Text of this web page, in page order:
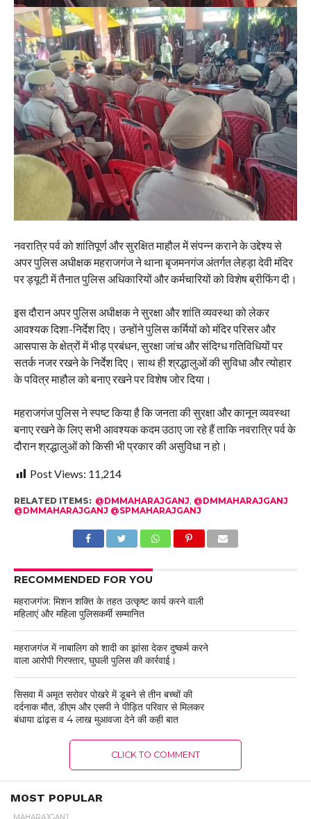
नवरात्रि पर्व को शांतिपूर्ण और सुरक्षित माहौल में संपन्न कराने के उद्देश्य से
अपर पुलिस अधीक्षक महराजगंज ने थाना बृजमनगंज अंतर्गत लेहड़ा देवी मंदिर
पर ड्यूटी में तैनात पुलिस अधिकारियों और कर्मचारियों को विशेष ब्रीफिंग दी।
इस दौरान अपर पुलिस अधीक्षक ने सुरक्षा और शांति व्यवस्था को लेकर
आवश्यक दिशा-निर्देश दिए। उन्होंने पुलिस कर्मियों को मंदिर परिसर और
आसपास के क्षेत्रों में भीड़ प्रबंधन, सुरक्षा जांच और संदिग्ध गतिविधियों पर
सतर्क नजर रखने के निर्देश दिए। साथ ही श्रद्धालुओं की सुविधा और त्योहार
के पवित्र माहौल को बनाए रखने पर विशेष जोर दिया।
महराजगंज पुलिस ने स्पष्ट किया है कि जनता की सुरक्षा और कानून व्यवस्था
बनाए रखने के लिए सभी आवश्यक कदम उठाए जा रहे हैं ताकि नवरात्रि पर्व के
दौरान श्रद्धालुओं को किसी भी प्रकार की असुविधा न हो।
Post Views: 11,214
RELATED ITEMS: @DMMAHARAJGANJ, @DMMAHARAJGANJ
@DMMAHARAJGANJ @SPMAHARAJGANJ
RECOMMENDED FOR YOU
महराजगंज: मिशन शक्ति के तहत उत्कृष्ट कार्य करने वाली
महिलाएं और महिला पुलिसकर्मी सम्मानित
महराजगंज में नाबालिग को शादी का झांसा देकर दुष्कर्म करने
वाला आरोपी गिरफ्तार, घुघली पुलिस की कार्रवाई।
सिसवा में अमृत सरोवर पोखरे में डूबने से तीन बच्चों की
दर्दनाक मौत, डीएम और एसपी ने पीड़ित परिवार से मिलकर
बंधाया ढांढ़स व 4 लाख मुआवजा देने की कही बात
CLICK TO COMMENT